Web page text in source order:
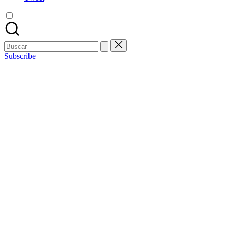
Buscar:
Subscribe